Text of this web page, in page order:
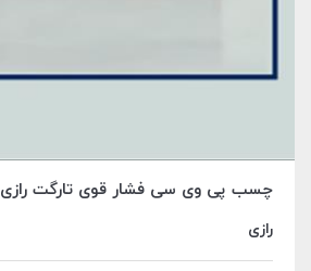
چسب پی وی سی فشار قوی تارگت رازی
رازی